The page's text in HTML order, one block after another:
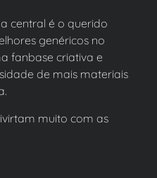
central é o querido
genéricos no
fanbase criativa e
de mais materiais
muito com as